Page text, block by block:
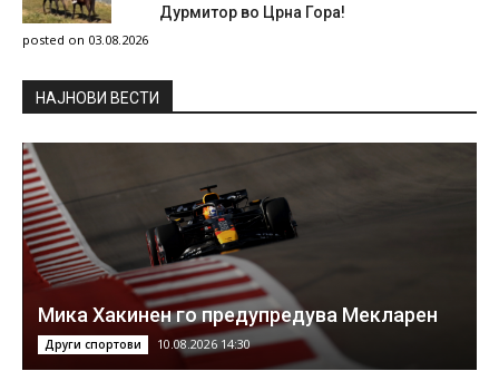
Дурмитор во Црна Гора!
posted on 03.08.2026
НAЈНОВИ ВЕСТИ
Мика Хакинен го предупредува Мекларен
Други спортови 10.08.2026 14:30